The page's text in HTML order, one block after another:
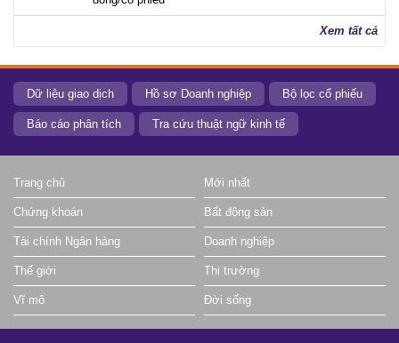
Xem tất cả
Dữ liệu giao dịch Hồ sơ Doanh nghiệp Bộ lọc cổ phiếu
Báo cáo phân tích Tra cứu thuật ngữ kinh tế
Trang chủ Mới nhất
Chứng khoán Bất động sản
Tài chính Ngân hàng Doanh nghiệp
Thế giới Thị trường
Vĩ mô Đời sống